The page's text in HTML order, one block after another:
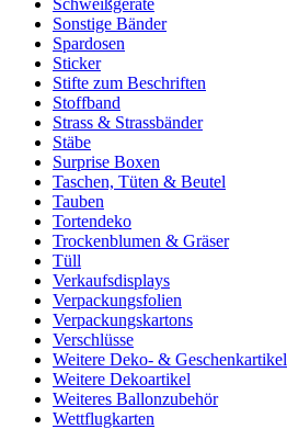
Schweißgeräte
Sonstige Bänder
Spardosen
Sticker
Stifte zum Beschriften
Stoffband
Strass & Strassbänder
Stäbe
Surprise Boxen
Taschen, Tüten & Beutel
Tauben
Tortendeko
Trockenblumen & Gräser
Tüll
Verkaufsdisplays
Verpackungsfolien
Verpackungskartons
Verschlüsse
Weitere Deko- & Geschenkartikel
Weitere Dekoartikel
Weiteres Ballonzubehör
Wettflugkarten